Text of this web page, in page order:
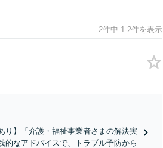
2件中 1-2件を表示
り】「介護・福祉事業者さまの解決実
的なアドバイスで、トラブル予防から